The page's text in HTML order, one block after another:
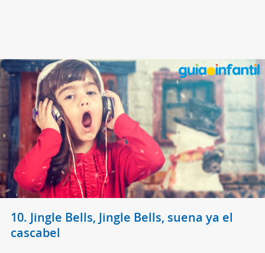
10. Jingle Bells, Jingle Bells, suena ya el
cascabel